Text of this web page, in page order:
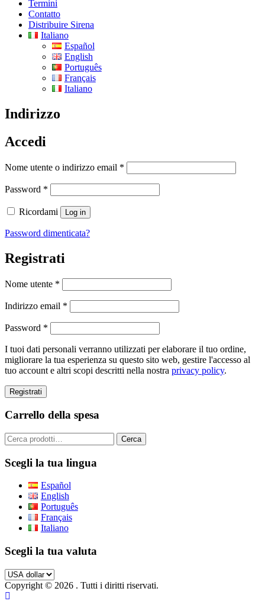
Termini
Contatto
Distribuire Sirena
Italiano
Español
English
Português
Français
Italiano
Indirizzo
Accedi
Nome utente o indirizzo email *
Password *
Ricordami Log in
Password dimenticata?
Registrati
Nome utente *
Indirizzo email *
Password *
I tuoi dati personali verranno utilizzati per elaborare il tuo ordine,
migliorare la tua esperienza su questo sito web, gestire l'accesso al
tuo account e altri scopi descritti nella nostra privacy policy.
Registrati
Carrello della spesa
Cerca: Cerca
Scegli la tua lingua
Español
English
Português
Français
Italiano
Scegli la tua valuta
Copyright © 2026 . Tutti i diritti riservati.